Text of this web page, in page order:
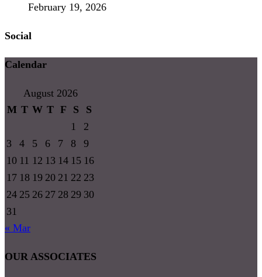
February 19, 2026
Social
Calendar
August 2026
M T W T F S
S
1
2
3
4 5 6 7 8
9
10 11 12 13 14 15 16
17 18 19 20 21 22 23
24 25 26 27 28 29 30
31
« Mar
OUR ASSOCIATES